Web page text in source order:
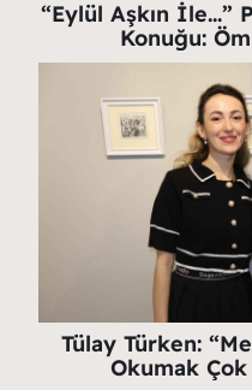
“Eylül Aşkın İle…”
Konuğu:
Tülay Türken:
Okumak